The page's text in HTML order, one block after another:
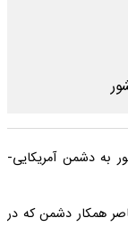
به دشمن آمریکایی-
همکار دشمن که در